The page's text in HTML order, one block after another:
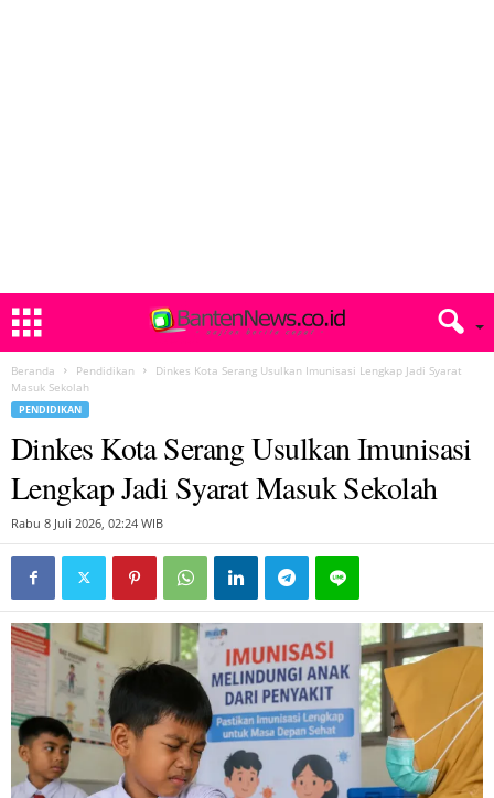
Beranda Pendidikan
Dinkes Kota Serang Usulkan Imunisasi Lengkap Jadi Syarat
Masuk Sekolah
PENDIDIKAN
Dinkes Kota Serang Usulkan Imunisasi
Lengkap Jadi Syarat Masuk Sekolah
Rabu 8 Juli 2026, 02:24 WIB